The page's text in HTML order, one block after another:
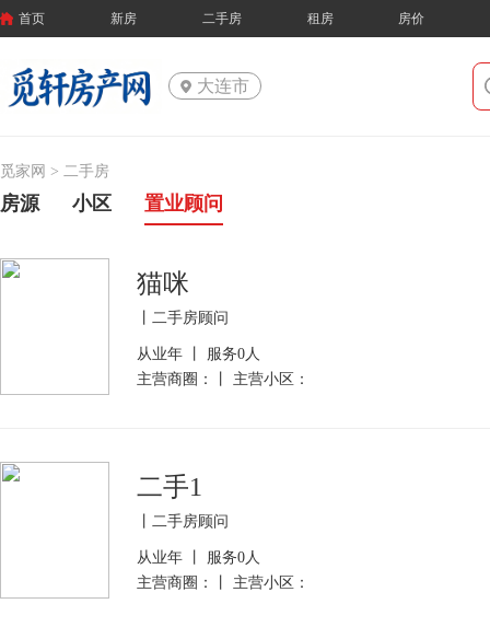
首页 新房 二手房 租房 房价
大连市
觅家网 > 二手房
房源 小区 置业顾问
猫咪
丨二手房顾问
从业年 丨 服务0人
主营商圈：丨 主营小区：
二手1
丨二手房顾问
从业年 丨 服务0人
主营商圈：丨 主营小区：